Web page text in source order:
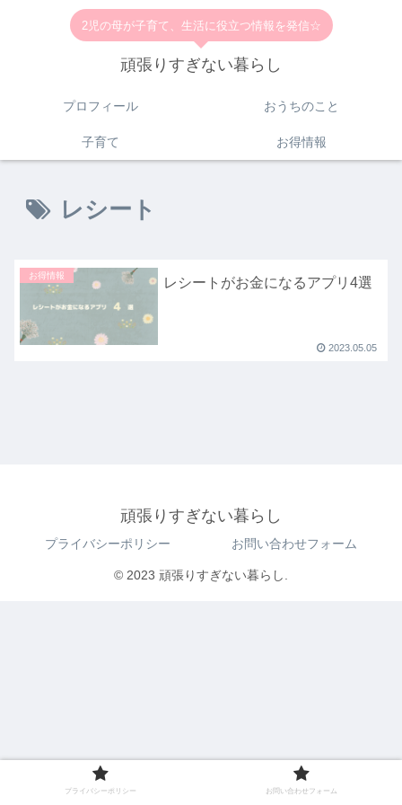
2児の母が子育て、生活に役立つ情報を発信☆
頑張りすぎない暮らし
プロフィール おうちのこと
子育て お得情報
レシート
お得情報 レシートがお金になるアプリ4選
2023.05.05
頑張りすぎない暮らし
プライバシーポリシー お問い合わせフォーム
© 2023 頑張りすぎない暮らし.
プライバシーポリシー お問い合わせフォーム